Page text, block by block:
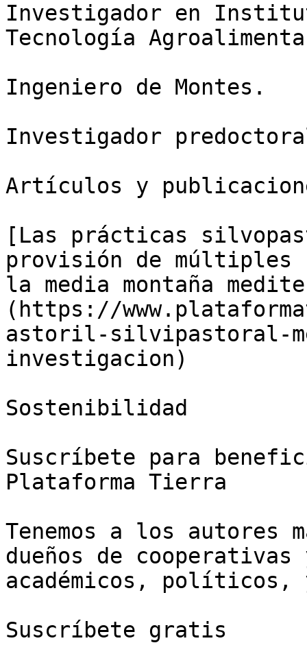
Investigador en
Tecnología
Ingeniero de Montes.
Investigador
Artículos y
[Las prácticas
provisión de múltiples
la media montaña
(https://
astoril-silvipastoral-
investigacion)
Sostenibilidad
Suscríbete para
Plataforma Tierra
Tenemos a los autores
dueños de cooperativas
académicos, políticos,
Suscríbete gratis